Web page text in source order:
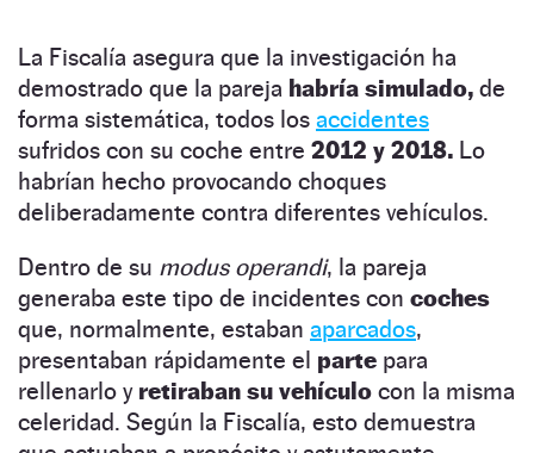
La Fiscalía asegura que la investigación ha
demostrado que la pareja habría simulado, de
forma sistemática, todos los accidentes
sufridos con su coche entre 2012 y 2018. Lo
habrían hecho provocando choques
deliberadamente contra diferentes vehículos.
Dentro de su modus operandi, la pareja
generaba este tipo de incidentes con coches
que, normalmente, estaban aparcados,
presentaban rápidamente el parte para
rellenarlo yretiraban su vehículo con la misma
celeridad. Según la Fiscalía, esto demuestra